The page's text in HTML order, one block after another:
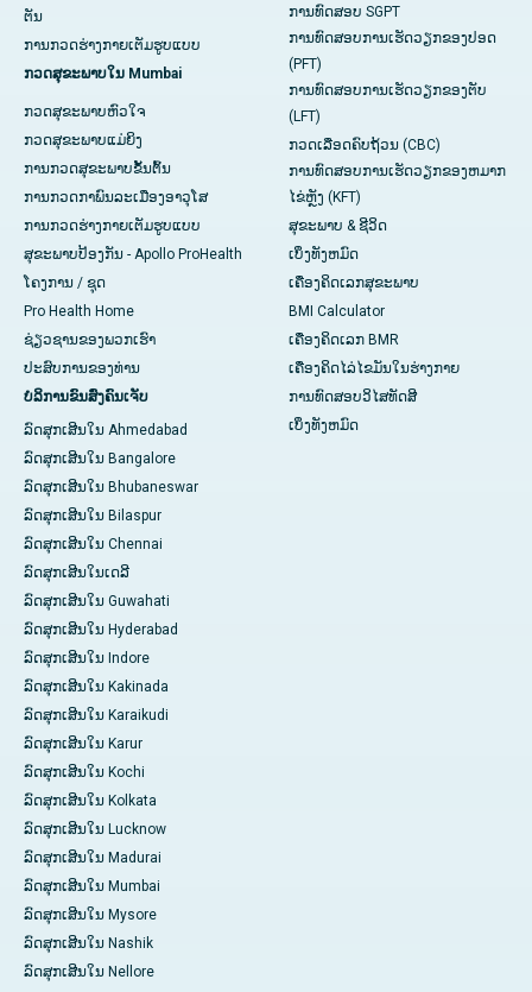
ຕັນ
ການກວດຮ່າງກາຍເຕັມຮູບແບບ
ກວດສຸຂະພາບໃນ Mumbai
ກວດສຸຂະພາບຫົວໃຈ
ກວດສຸຂະພາບແມ່ຍິງ
ການກວດສຸຂະພາບຂັ້ນຕົ້ນ
ການກວດກາພົນລະເມືອງອາວຸໂສ
ການກວດຮ່າງກາຍເຕັມຮູບແບບ
ສຸຂະພາບປ້ອງກັນ - Apollo ProHealth
ໂຄງການ / ຊຸດ
Pro Health Home
ຊ່ຽວຊານຂອງພວກເຮົາ
ປະສົບການຂອງທ່ານ
ບໍລິການຂົນສົ່ງຄົນເຈັບ
ລົດສຸກເສີນໃນ Ahmedabad
ລົດສຸກເສີນໃນ Bangalore
ລົດສຸກເສີນໃນ Bhubaneswar
ລົດສຸກເສີນໃນ Bilaspur
ລົດສຸກເສີນໃນ Chennai
ລົດສຸກເສີນໃນເດລີ
ລົດສຸກເສີນໃນ Guwahati
ລົດສຸກເສີນໃນ Hyderabad
ລົດສຸກເສີນໃນ Indore
ລົດສຸກເສີນໃນ Kakinada
ລົດສຸກເສີນໃນ Karaikudi
ລົດສຸກເສີນໃນ Karur
ລົດສຸກເສີນໃນ Kochi
ລົດສຸກເສີນໃນ Kolkata
ລົດສຸກເສີນໃນ Lucknow
ລົດສຸກເສີນໃນ Madurai
ລົດສຸກເສີນໃນ Mumbai
ລົດສຸກເສີນໃນ Mysore
ລົດສຸກເສີນໃນ Nashik
ລົດສຸກເສີນໃນ Nellore
ການທົດສອບ SGPT
ການທົດສອບການເຮັດວຽກຂອງປອດ
(PFT)
ການທົດສອບການເຮັດວຽກຂອງຕັບ
(LFT)
ກວດເລືອດຄົບຖ້ວນ (CBC)
ການທົດສອບການເຮັດວຽກຂອງຫມາກ
ໄຂ່ຫຼັງ (KFT)
ສຸຂະພາບ & ຊີວິດ
ເບິ່ງທັງຫມົດ
ເຄື່ອງຄິດເລກສຸຂະພາບ
BMI Calculator
ເຄື່ອງຄິດເລກ BMR
ເຄື່ອງຄິດໄລ່ໄຂມັນໃນຮ່າງກາຍ
ການທົດສອບວິໄສທັດສີ
ເບິ່ງ​ທັງ​ຫມົດ